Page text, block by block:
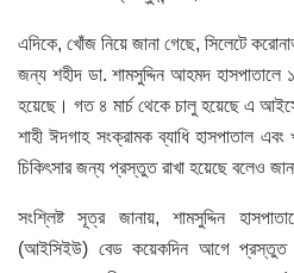
এদিকে, খোঁজ নিয়ে জানা গেছে, সিলেটে
জন্য শহীদ ডা. শামসুদ্দিন আহমদ হাসপাতালে
হয়েছে। গত ৪ মার্চ থেকে চালু হয়েছে এ
শাহী ঈদগাহ সংক্রামক ব্যাধি হাসপাতাল এবং
চিকিৎসার জন্য প্রস্তুত রাখা হয়েছে বলেও
সংশ্লিষ্ট সূত্র জানায়, শামসুদ্দিন
(আইসিইউ) বেড কয়েকদিন আগে প্রস্তুত